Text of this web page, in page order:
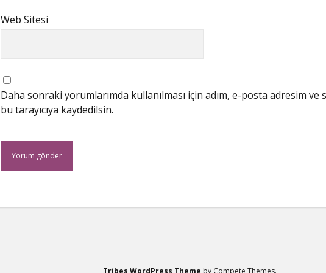
Web Sitesi
Daha sonraki yorumlarımda kullanılması için adım, e-posta adresim ve
bu tarayıcıya kaydedilsin.
Tribes WordPress Theme by Compete Themes.